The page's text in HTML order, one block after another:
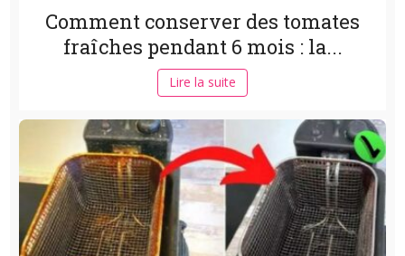
Comment conserver des tomates
fraîches pendant 6 mois : la...
Lire la suite